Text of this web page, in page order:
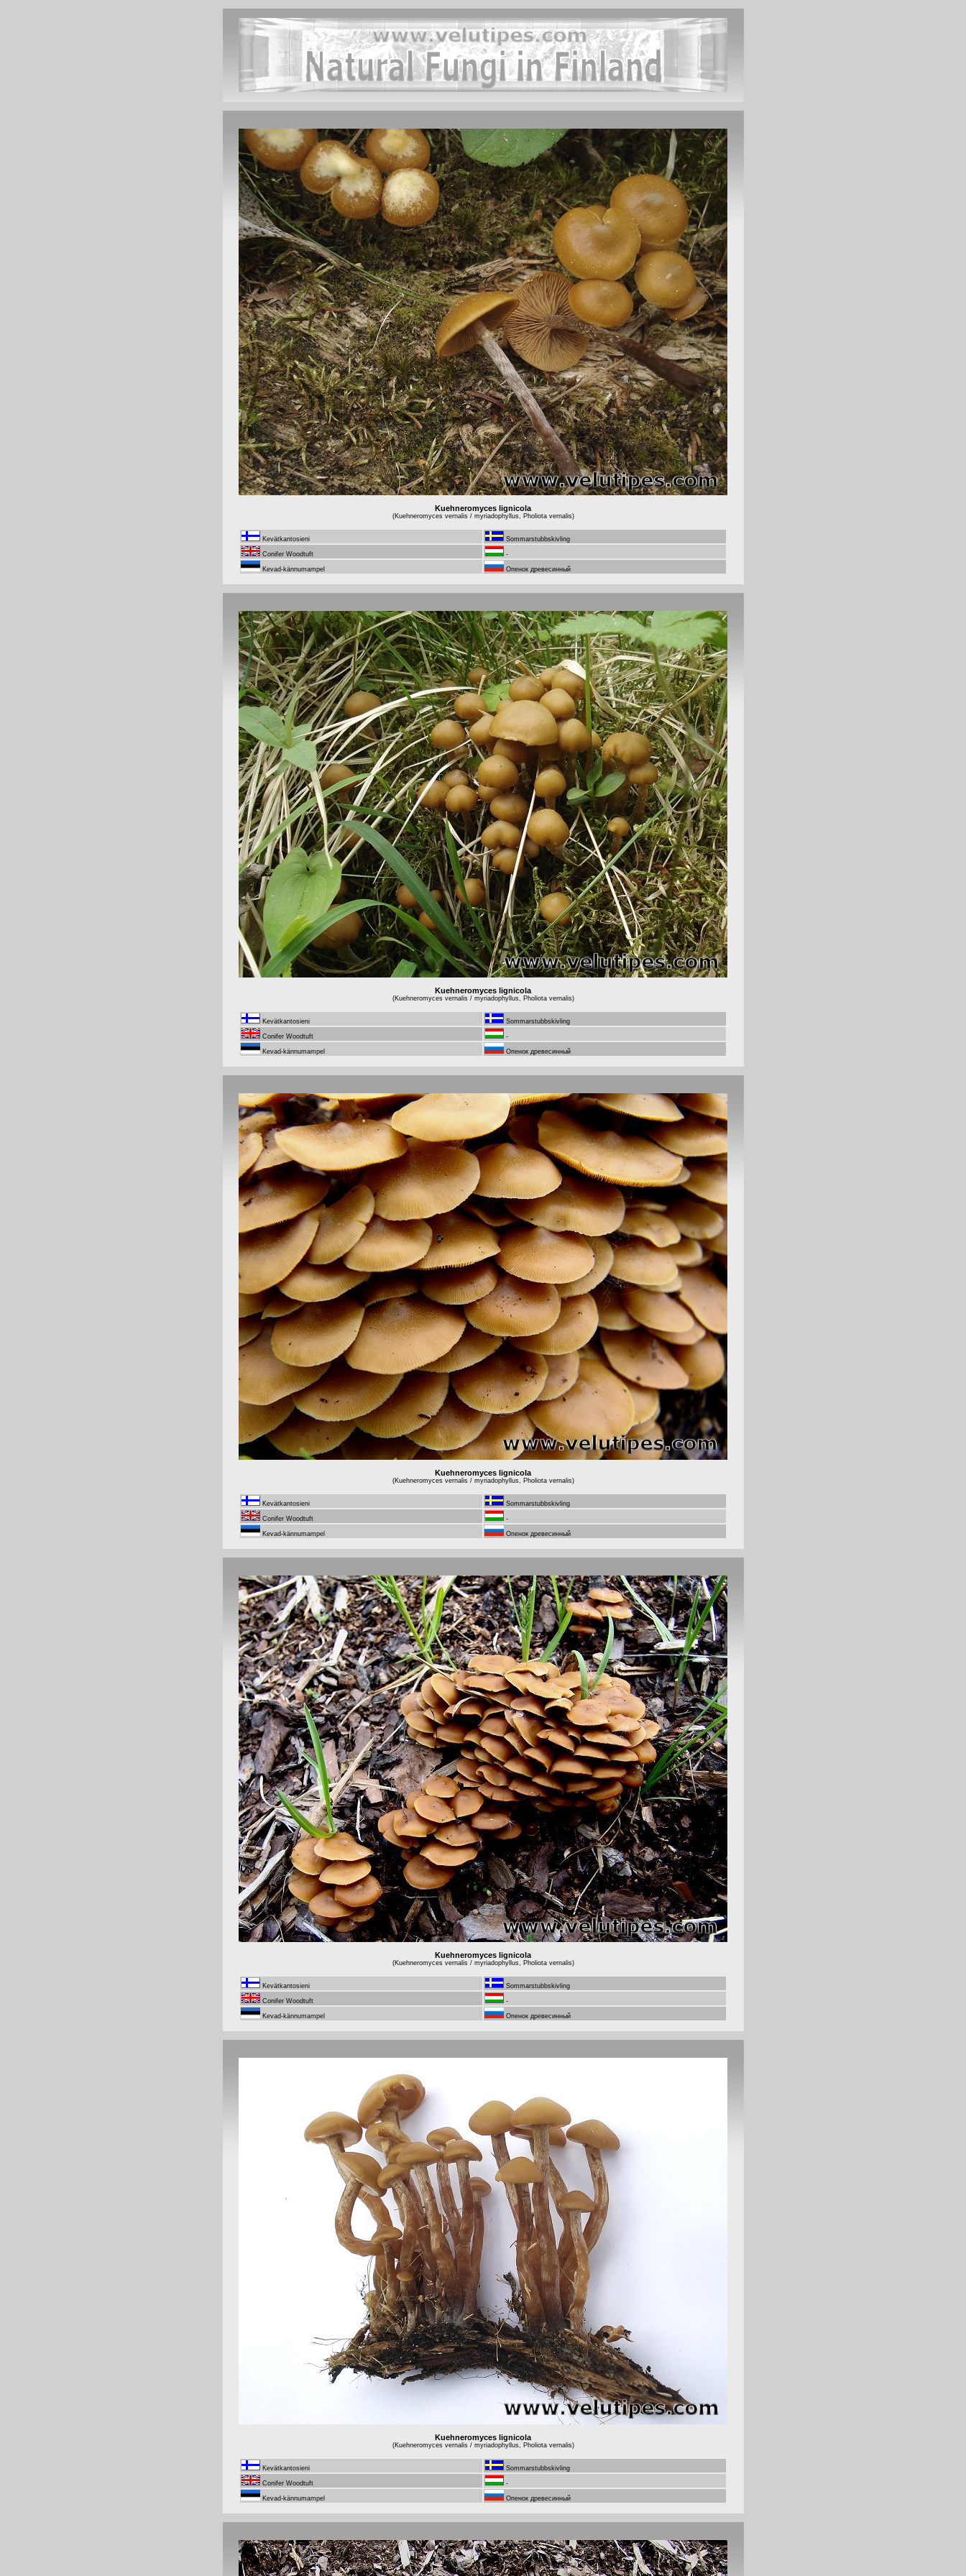
Kuehneromyces lignicola
(Kuehneromyces vernalis / myriadophyllus, Pholiota vernalis)
Kevätkantosieni Sommarstubbskivling
Conifer Woodtuft -
Kevad-kännumampel Опенок древесинный
Kuehneromyces lignicola
(Kuehneromyces vernalis / myriadophyllus, Pholiota vernalis)
Kevätkantosieni Sommarstubbskivling
Conifer Woodtuft -
Kevad-kännumampel Опенок древесинный
Kuehneromyces lignicola
(Kuehneromyces vernalis / myriadophyllus, Pholiota vernalis)
Kevätkantosieni Sommarstubbskivling
Conifer Woodtuft -
Kevad-kännumampel Опенок древесинный
Kuehneromyces lignicola
(Kuehneromyces vernalis / myriadophyllus, Pholiota vernalis)
Kevätkantosieni Sommarstubbskivling
Conifer Woodtuft -
Kevad-kännumampel Опенок древесинный
Kuehneromyces lignicola
(Kuehneromyces vernalis / myriadophyllus, Pholiota vernalis)
Kevätkantosieni Sommarstubbskivling
Conifer Woodtuft -
Kevad-kännumampel Опенок древесинный